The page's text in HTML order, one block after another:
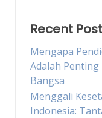
Recent
Mengapa
Adalah
Bangsa
Menggali
Indonesia: